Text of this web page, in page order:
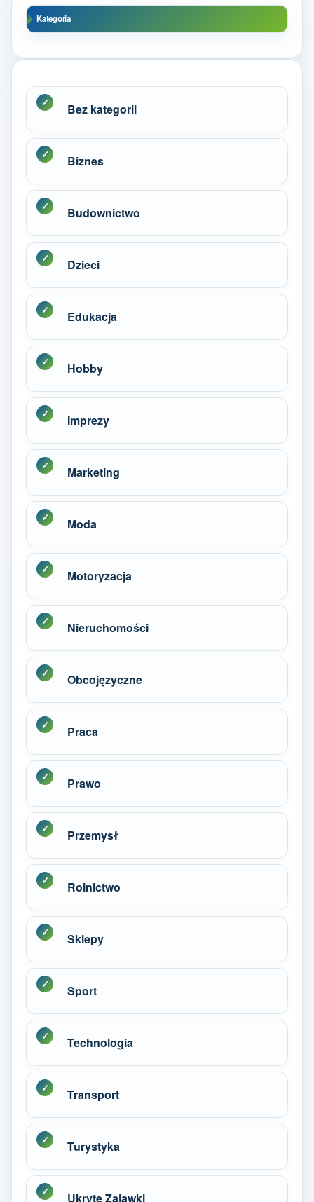
Kategoria
Bez kategorii
Biznes
Budownictwo
Dzieci
Edukacja
Hobby
Imprezy
Marketing
Moda
Motoryzacja
Nieruchomości
Obcojęzyczne
Praca
Prawo
Przemysł
Rolnictwo
Sklepy
Sport
Technologia
Transport
Turystyka
Ukryte Zajawki